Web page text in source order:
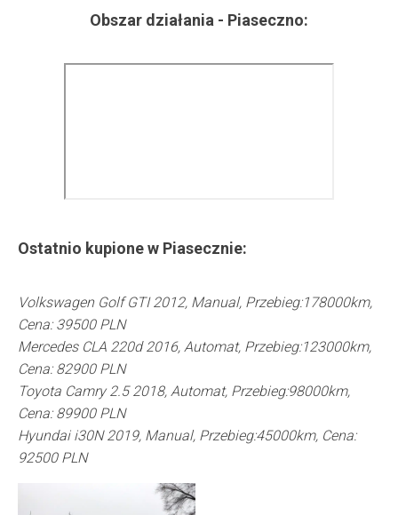
Obszar działania - Piaseczno:
Ostatnio kupione w Piasecznie:
Volkswagen Golf GTI 2012, Manual, Przebieg:178000km,
Cena: 39500 PLN
Mercedes CLA 220d 2016, Automat, Przebieg:123000km,
Cena: 82900 PLN
Toyota Camry 2.5 2018, Automat, Przebieg:98000km,
Cena: 89900 PLN
Hyundai i30N 2019, Manual, Przebieg:45000km, Cena:
92500 PLN